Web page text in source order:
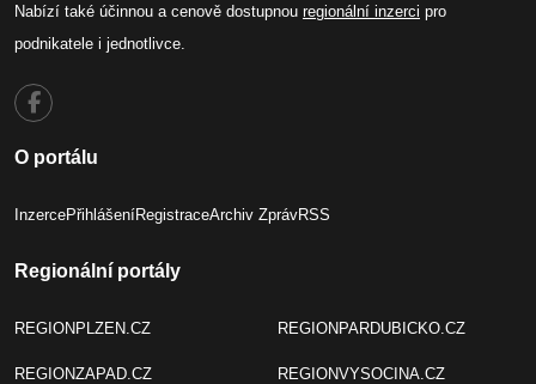
Nabízí také účinnou a cenově dostupnou regionální inzerci pro
podnikatele i jednotlivce.
O portálu
InzercePřihlášeníRegistraceArchiv ZprávRSS
Regionální portály
REGIONPLZEN.CZ
REGIONZAPAD.CZ
REGIONPARDUBICKO.CZ
REGIONVYSOCINA.CZ